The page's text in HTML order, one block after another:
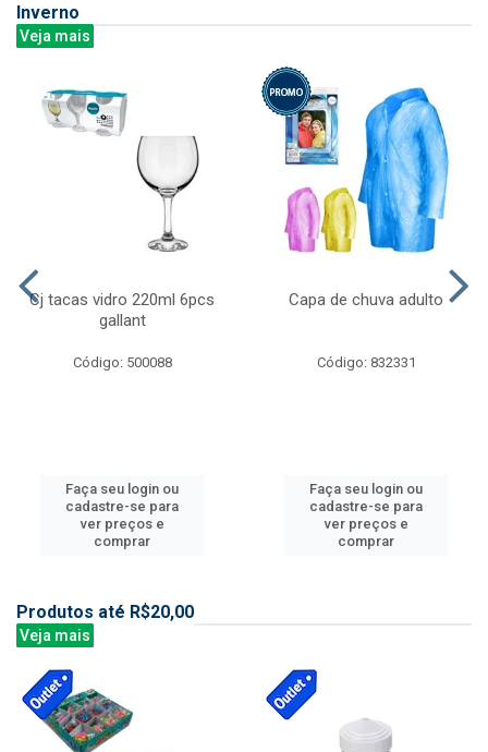
Inverno
Veja mais
Cj tacas vidro 220ml 6pcs
gallant
Código: 500088
Faça seu login ou
cadastre-se para
ver preços e
comprar
Capa de chuva adulto
Código: 832331
Faça seu login ou
cadastre-se para
ver preços e
comprar
Produtos até R$20,00
Veja mais